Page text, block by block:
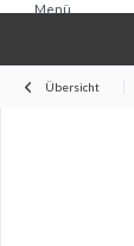
Menü
Übersicht